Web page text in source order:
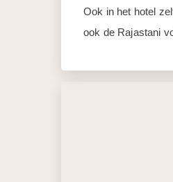
Ook in het hotel
ook de Rajastani